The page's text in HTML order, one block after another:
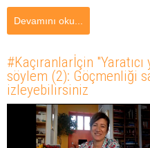
Devamını oku...
#Kaçıranlarİçin
söylem (2): Göçmenliği
izleyebilirsiniz